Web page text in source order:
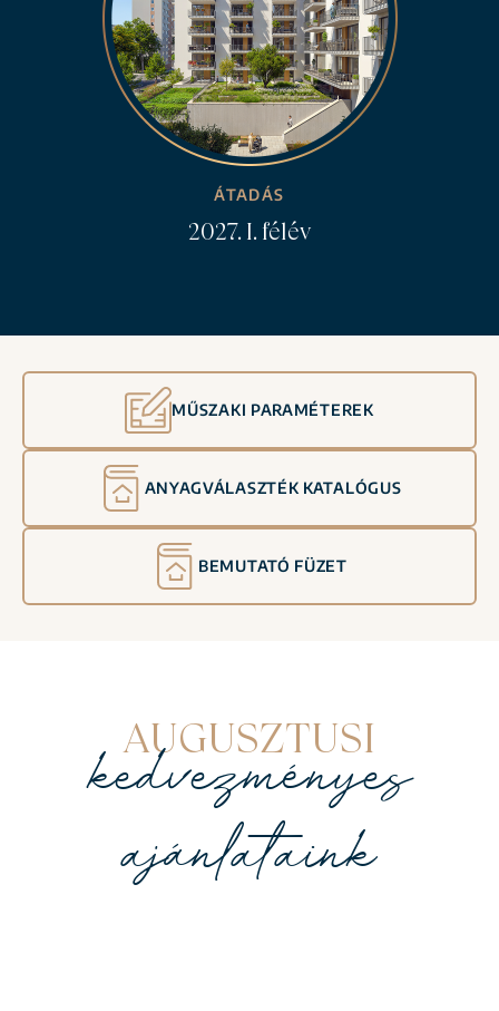
ÁTADÁS
2027. I. félév
MŰSZAKI PARAMÉTEREK
ANYAGVÁLASZTÉK KATALÓGUS
BEMUTATÓ FÜZET
AUGUSZTUSI
kedvezményes
ajánlataink